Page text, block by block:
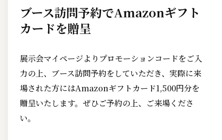
ブース訪問予約でAmazonギフト
カードを贈呈
展示会マイページよりプロモーションコードをご入
力の上、ブース訪問予約をしていただき、実際に来
場された方にはAmazonギフトカード1,500円分を
贈呈いたします。ぜひご予約の上、ご来場くださ
い。